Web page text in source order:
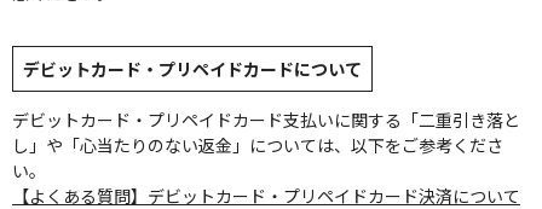
デビットカード・プリペイドカードについて
デビットカード・プリペイドカード支払いに関する「二重引き落と
し」や「心当たりのない返金」については、以下をご参考くださ
い。
【よくある質問】デビットカード・プリペイドカード決済について